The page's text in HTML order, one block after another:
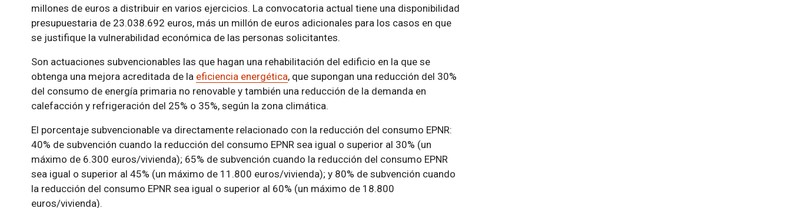
millones de euros a distribuir en varios ejercicios. La convocatoria actual tiene una disponibilidad
presupuestaria de 23.038.692 euros, más un millón de euros adicionales para los casos en que
se justifique la vulnerabilidad económica de las personas solicitantes.
Son actuaciones subvencionables las que hagan una rehabilitación del edificio en la que se
obtenga una mejora acreditada de la eficiencia energética, que supongan una reducción del 30%
del consumo de energía primaria no renovable y también una reducción de la demanda en
calefacción y refrigeración del 25% o 35%, según la zona climática.
El porcentaje subvencionable va directamente relacionado con la reducción del consumo EPNR:
40% de subvención cuando la reducción del consumo EPNR sea igual o superior al 30% (un
máximo de 6.300 euros/vivienda); 65% de subvención cuando la reducción del consumo EPNR
sea igual o superior al 45% (un máximo de 11.800 euros/vivienda); y 80% de subvención cuando
la reducción del consumo EPNR sea igual o superior al 60% (un máximo de 18.800
euros/vivienda).